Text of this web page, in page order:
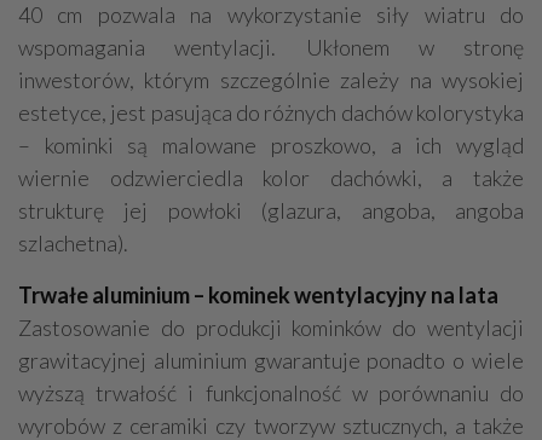
40 cm pozwala na wykorzystanie siły wiatru do
wspomagania wentylacji. Ukłonem w stronę
inwestorów, którym szczególnie zależy na wysokiej
estetyce, jest pasująca do różnych dachów kolorystyka
– kominki są malowane proszkowo, a ich wygląd
wiernie odzwierciedla kolor dachówki, a także
strukturę jej powłoki (glazura, angoba, angoba
szlachetna).
Trwałe aluminium – kominek wentylacyjny na lata
Zastosowanie do produkcji kominków do wentylacji
grawitacyjnej aluminium gwarantuje ponadto o wiele
wyższą trwałość i funkcjonalność w porównaniu do
wyrobów z ceramiki czy tworzyw sztucznych, a także